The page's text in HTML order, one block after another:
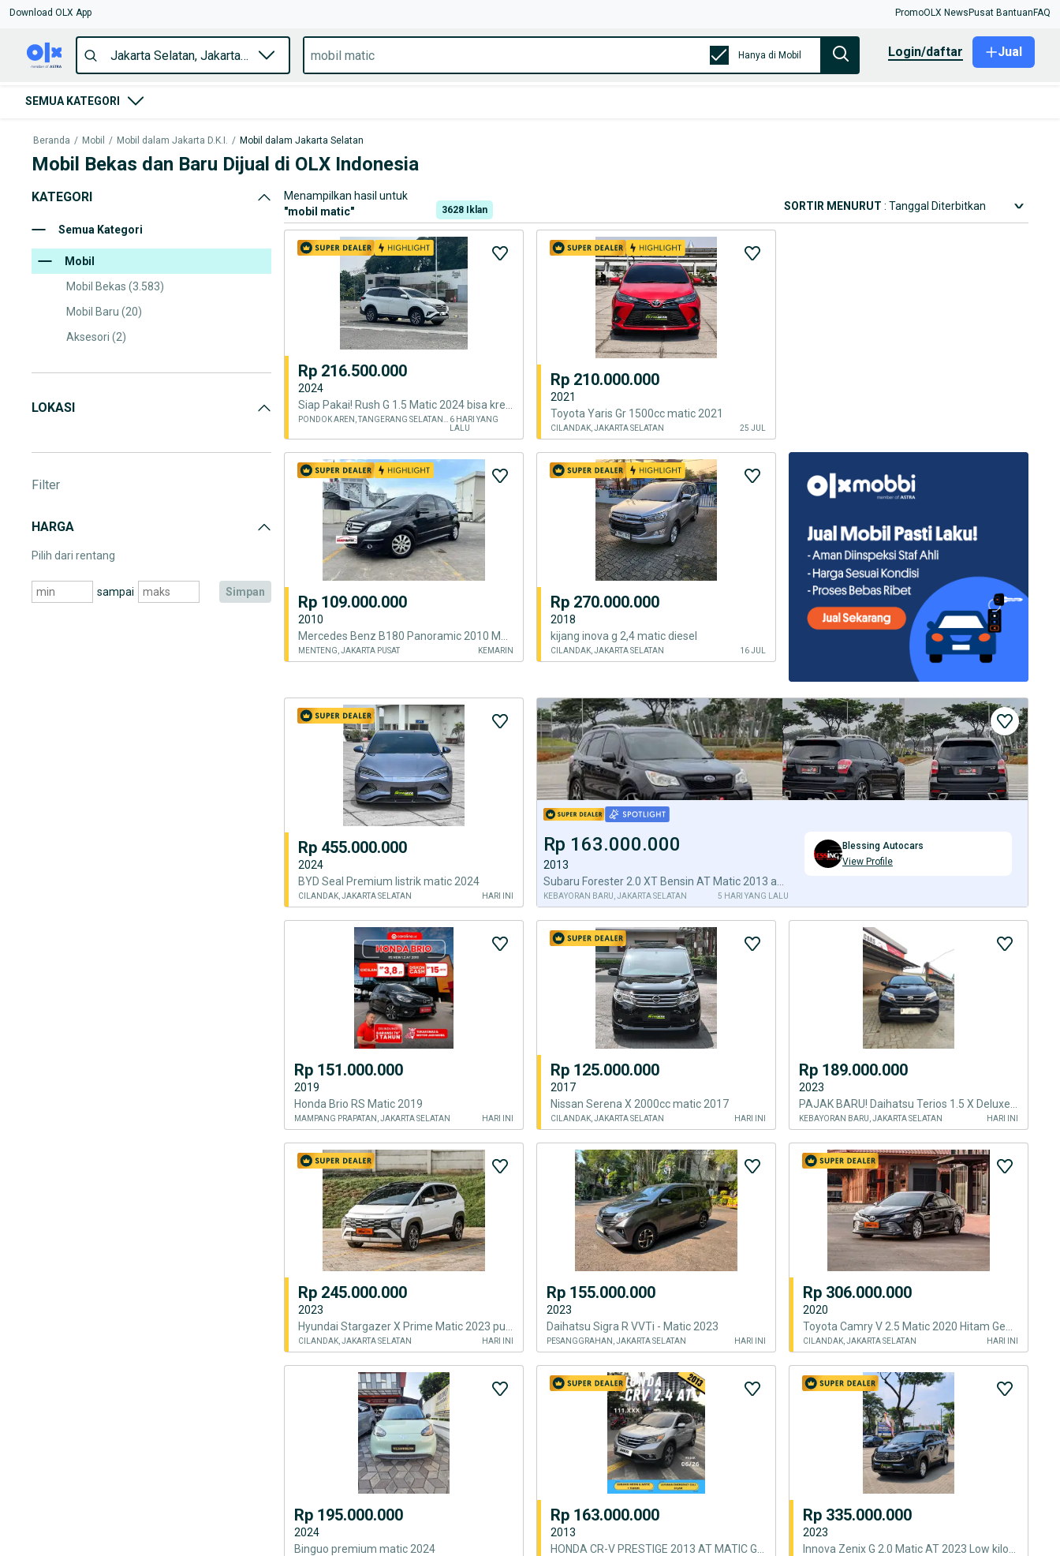
Download OLX App PromoOLX News Pusat Bantuan FAQ
Hanya di Mobil login/daftar Jual
SEMUA KATEGORI
Beranda / Mobil / Mobil dalam Jakarta D.K.I. / Mobil dalam Jakarta Selatan
Mobil Bekas dan Baru Dijual di OLX Indonesia
KATEGORI
Semua Kategori
Mobil
Mobil Bekas (3.583)
Mobil Baru (20)
Aksesori (2)
LOKASI
Filter
HARGA
Pilih dari rentang
sampai simpan
Menampilkan hasil untuk
"mobil matic" 3628 Iklan SORTIR MENURUT : Tanggal Diterbitkan
Rp 216.500.000
2024
6 HARI YANG
LALU
Rp 210.000.000
2021
Toyota Yaris Gr 1500cc matic 2021
CILANDAK, JAKARTA SELATAN 25 JUL
Rp 109.000.000
2010
MENTENG, JAKARTA PUSAT KEMARIN
Rp 270.000.000
2018
kijang inova g 2,4 matic diesel
CILANDAK, JAKARTA SELATAN 16 JUL
Rp 455.000.000
2024
BYD Seal Premium listrik matic 2024
CILANDAK, JAKARTA SELATAN HARI INI
Rp 163.000.000
2013
KEBAYORAN BARU, JAKARTA SELATAN 5 HARI YANG LALU
Blessing Autocars
View Profile
Rp 151.000.000
2019
Honda Brio RS Matic 2019
MAMPANG PRAPATAN, JAKARTA SELATAN HARI INI
Rp 125.000.000
2017
Nissan Serena X 2000cc matic 2017
CILANDAK, JAKARTA SELATAN HARI INI
Rp 189.000.000
2023
KEBAYORAN BARU, JAKARTA SELATAN HARI INI
Rp 245.000.000
2023
CILANDAK, JAKARTA SELATAN HARI INI
Rp 155.000.000
2023
Daihatsu Sigra R VVTi - Matic 2023
PESANGGRAHAN, JAKARTA SELATAN HARI INI
Rp 306.000.000
2020
CILANDAK, JAKARTA SELATAN HARI INI
Rp 195.000.000
2024
Binguo premium matic 2024
Rp 163.000.000
2013
Rp 335.000.000
2023